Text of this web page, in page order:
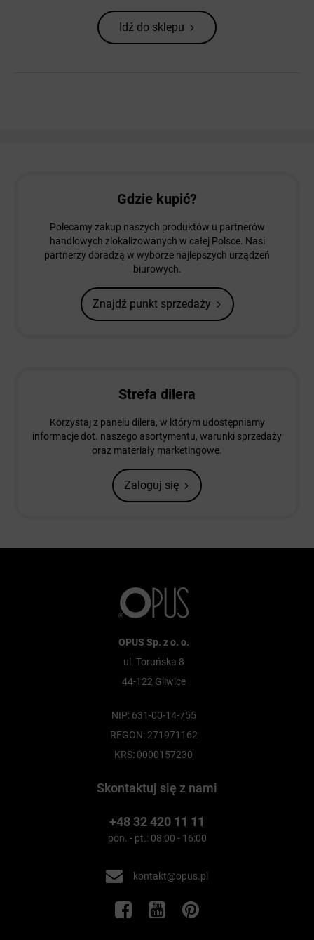
Idź do sklepu
Gdzie kupić?
Polecamy zakup naszych produktów u partnerów
handlowych zlokalizowanych w całej Polsce. Nasi
partnerzy doradzą w wyborze najlepszych urządzeń
biurowych.
Znajdź punkt sprzedaży
Strefa dilera
Korzystaj z panelu dilera, w którym udostępniamy
informacje dot. naszego asortymentu, warunki sprzedaży
oraz materiały marketingowe.
Zaloguj się
OPUS Sp. z o. o.
ul. Toruńska 8
44-122 Gliwice
NIP: 631-00-14-755
REGON: 271971162
KRS: 0000157230
Skontaktuj się z nami
+48 32 420 11 11
pon. - pt.: 08:00 - 16:00
kontakt@opus.pl